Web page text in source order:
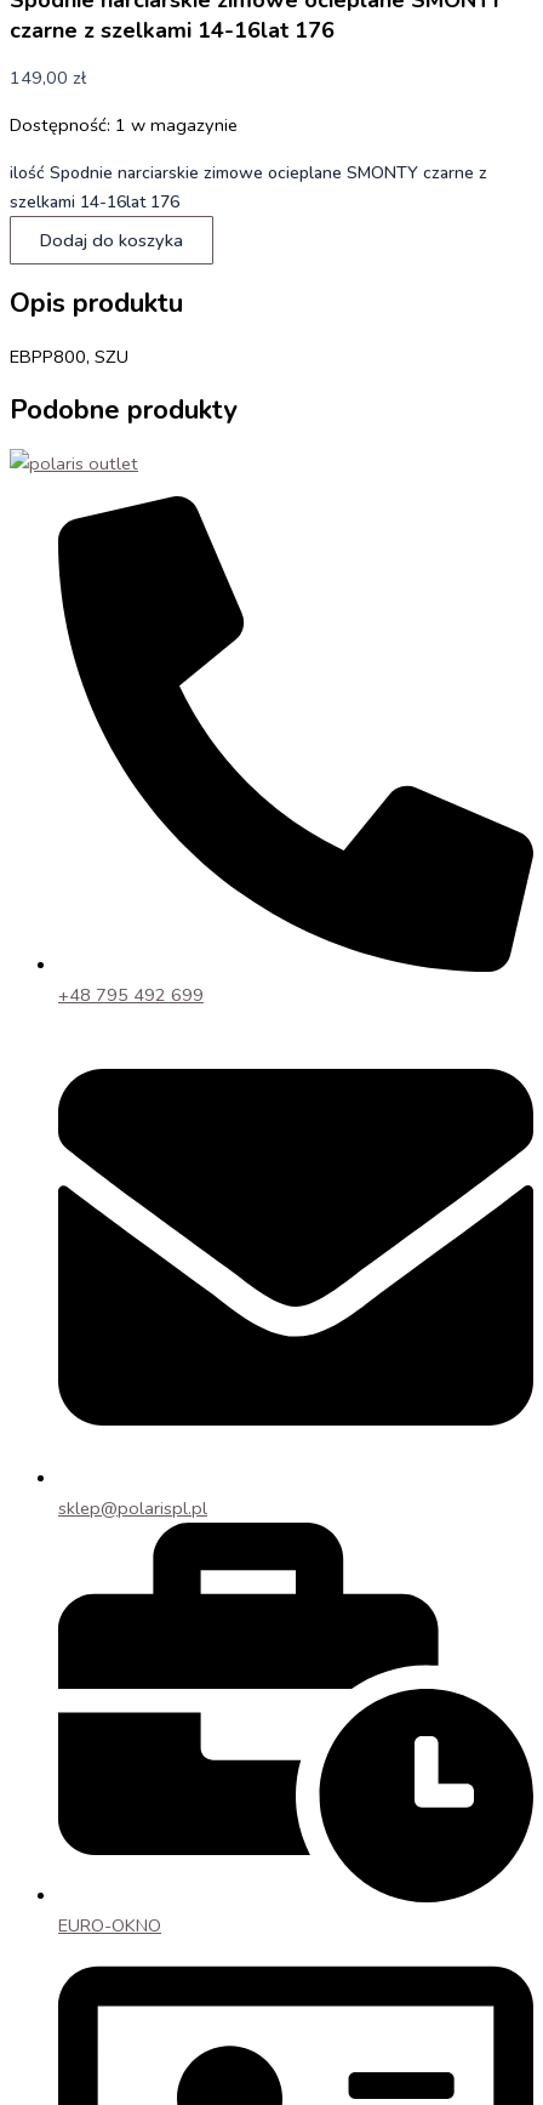
czarne z szelkami 14-16lat 176
149,00 zł
Dostępność: 1 w magazynie
ilość Spodnie narciarskie zimowe ocieplane SMONTY czarne z
szelkami 14-16lat 176
Dodaj do koszyka
Opis produktu
EBPP800, SZU
Podobne produkty
+48 795 492 699
sklep@polarispl.pl
EURO-OKNO